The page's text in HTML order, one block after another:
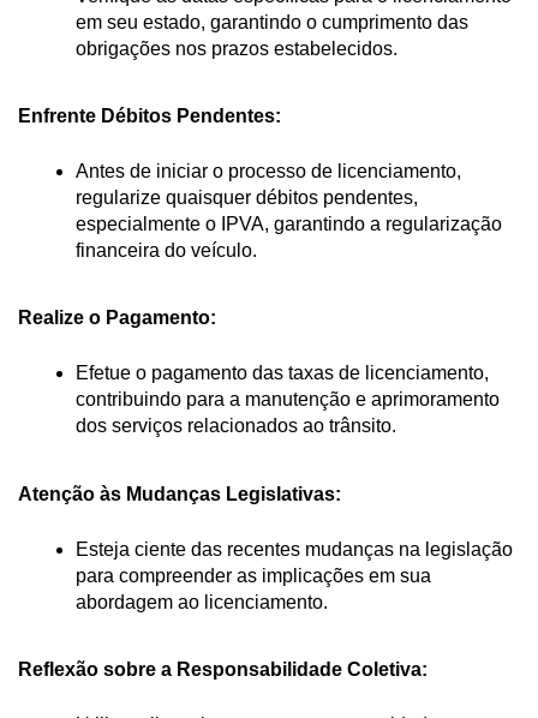
em seu estado, garantindo o cumprimento das
obrigações nos prazos estabelecidos.
Enfrente Débitos Pendentes:
Antes de iniciar o processo de licenciamento,
regularize quaisquer débitos pendentes,
especialmente o IPVA, garantindo a regularização
financeira do veículo.
Realize o Pagamento:
Efetue o pagamento das taxas de licenciamento,
contribuindo para a manutenção e aprimoramento
dos serviços relacionados ao trânsito.
Atenção às Mudanças Legislativas:
Esteja ciente das recentes mudanças na legislação
para compreender as implicações em sua
abordagem ao licenciamento.
Reflexão sobre a Responsabilidade Coletiva: